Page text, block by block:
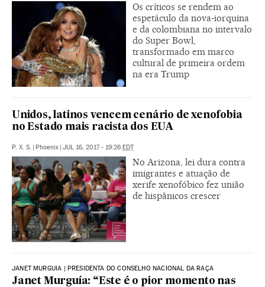
Os críticos se rendem ao
espetáculo da nova-iorquina
e da colombiana no intervalo
do Super Bowl,
transformado em marco
cultural de primeira ordem
na era Trump
Unidos, latinos vencem cenário de xenofobia
no Estado mais racista dos EUA
P. X. S. | Phoenix | JUL 16, 2017 - 19:26 EDT
No Arizona, lei dura contra
imigrantes e atuação de
xerife xenofóbico fez união
de hispânicos crescer
JANET MURGUIA | PRESIDENTA DO CONSELHO NACIONAL DA RAÇA
Janet Murguía: “Este é o pior momento nas